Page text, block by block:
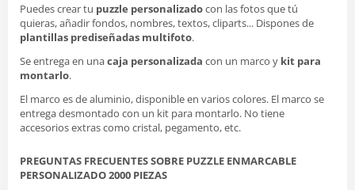
Puedes crear tu puzzle personalizadocon las fotos que tú
quieras, añadir fondos, nombres, textos, cliparts... Dispones de
plantillas prediseñadas multifoto.
Se entrega en unacaja personalizada con un marco y kit para
montarlo.
El marco es de aluminio, disponible en varios colores. El marco se
entrega desmontado con un kit para montarlo. No tiene
accesorios extras como cristal, pegamento, etc.
PREGUNTAS FRECUENTES SOBRE PUZZLE ENMARCABLE
PERSONALIZADO 2000 PIEZAS